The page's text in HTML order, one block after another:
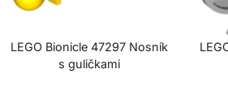
LEGO Bionicle 47297 Nosník
s guličkami